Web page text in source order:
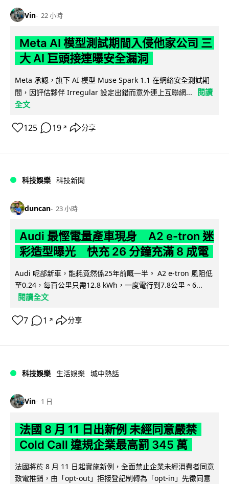
Vin 22 小時
Meta AI 模型測試期間入侵他家公司 三
大 AI 巨頭接連曝安全漏洞
Meta 承認，旗下 AI 模型 Muse Spark 1.1 在網絡安全測試期
間，因評估夥伴 Irregular 設定出錯而意外連上互聯網...
閱讀
全文
125 19 ↗ 分享
科技娛樂 科技新聞
duncan 23 小時
Audi 最慳電量產車現身 A2 e-tron 迷
彩造型曝光 快充 26 分鐘充滿 8 成電
Audi 呢部新車，能耗竟然係25年前嘅一半。 A2 e-tron 風阻低
至0.24，每百公里只需12.8 kWh，一度電行到7.8公里。6...
閱讀全文
7 1 ↗ 分享
科技娛樂 生活娛樂 城中熱話
Vin 1 日
法國 8 月 11 日出新例 未經同意嚴禁
Cold Call 違規企業最高罰 345 萬
法國將於 8 月 11 日起實施新例，全面禁止企業未經消費者同意
致電推銷，由「opt-out」拒接登記制轉為「opt-in」先徵同意